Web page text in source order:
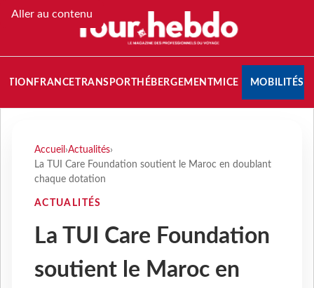
Aller au contenu
FRANCETRANSPORT HÉBERGEMENTMICE MOBILITÉS
Accueil ›Actualités›
La TUI Care Foundation soutient le Maroc en doublant
chaque dotation
ACTUALITÉS
La TUI Care Foundation
soutient le Maroc en